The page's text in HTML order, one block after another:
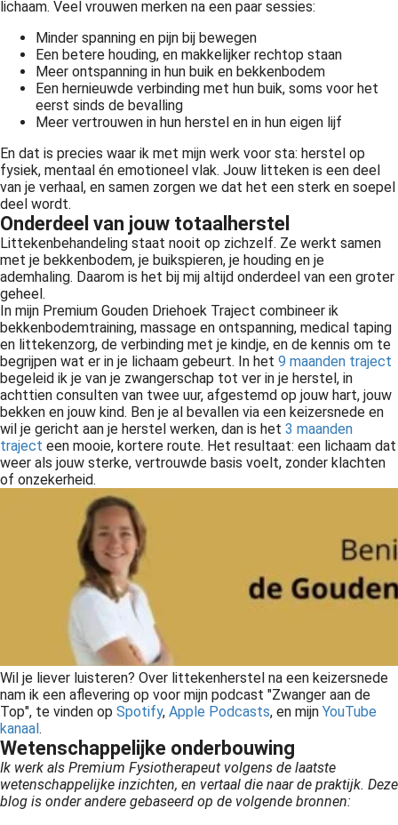
lichaam. Veel vrouwen merken na een paar sessies:
Minder spanning en pijn bij bewegen
Een betere houding, en makkelijker rechtop staan
Meer ontspanning in hun buik en bekkenbodem
Een hernieuwde verbinding met hun buik, soms voor het
eerst sinds de bevalling
Meer vertrouwen in hun herstel en in hun eigen lijf
En dat is precies waar ik met mijn werk voor sta: herstel op
fysiek, mentaal én emotioneel vlak. Jouw litteken is een deel
van je verhaal, en samen zorgen we dat het een sterk en soepel
deel wordt.
Onderdeel van jouw totaalherstel
Littekenbehandeling staat nooit op zichzelf. Ze werkt samen
met je bekkenbodem, je buikspieren, je houding en je
ademhaling. Daarom is het bij mij altijd onderdeel van een groter
geheel.
In mijn Premium Gouden Driehoek Traject combineer ik
bekkenbodemtraining, massage en ontspanning, medical taping
en littekenzorg, de verbinding met je kindje, en de kennis om te
begrijpen wat er in je lichaam gebeurt. In het 9 maanden traject
begeleid ik je van je zwangerschap tot ver in je herstel, in
achttien consulten van twee uur, afgestemd op jouw hart, jouw
bekken en jouw kind. Ben je al bevallen via een keizersnede en
wil je gericht aan je herstel werken, dan is het 3 maanden
traject een mooie, kortere route. Het resultaat: een lichaam dat
weer als jouw sterke, vertrouwde basis voelt, zonder klachten
of onzekerheid.
Wil je liever luisteren? Over littekenherstel na een keizersnede
nam ik een aflevering op voor mijn podcast "Zwanger aan de
Top", te vinden op Spotify, Apple Podcasts, en mijn YouTube
kanaal.
Wetenschappelijke onderbouwing
Ik werk als Premium Fysiotherapeut volgens de laatste
wetenschappelijke inzichten, en vertaal die naar de praktijk. Deze
blog is onder andere gebaseerd op de volgende bronnen: